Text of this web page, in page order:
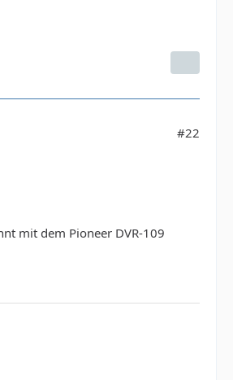
#22
mit dem Pioneer DVR-109